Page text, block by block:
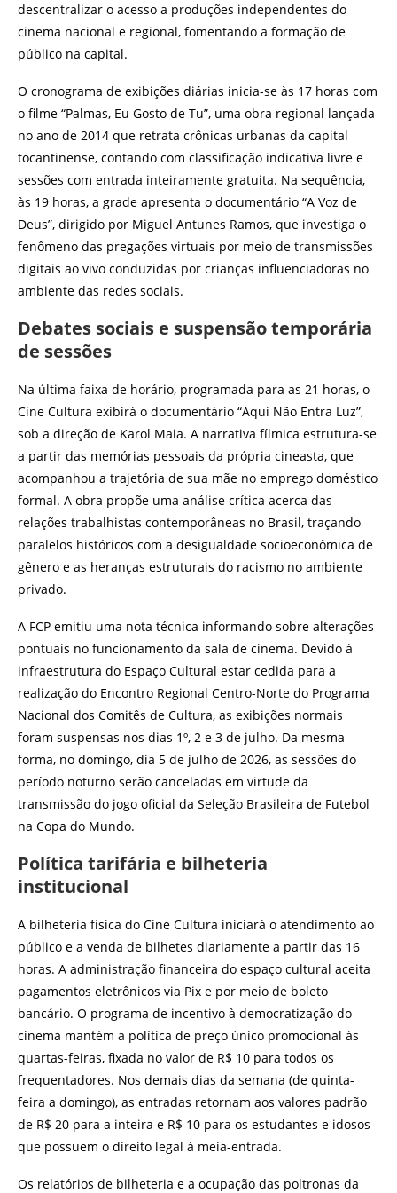
descentralizar o acesso a produções independentes do
cinema nacional e regional, fomentando a formação de
público na capital.
O cronograma de exibições diárias inicia-se às 17 horas com
o filme “Palmas, Eu Gosto de Tu”, uma obra regional lançada
no ano de 2014 que retrata crônicas urbanas da capital
tocantinense, contando com classificação indicativa livre e
sessões com entrada inteiramente gratuita. Na sequência,
às 19 horas, a grade apresenta o documentário “A Voz de
Deus”, dirigido por Miguel Antunes Ramos, que investiga o
fenômeno das pregações virtuais por meio de transmissões
digitais ao vivo conduzidas por crianças influenciadoras no
ambiente das redes sociais.
Debates sociais e suspensão temporária
de sessões
Na última faixa de horário, programada para as 21 horas, o
Cine Cultura exibirá o documentário “Aqui Não Entra Luz”,
sob a direção de Karol Maia. A narrativa fílmica estrutura-se
a partir das memórias pessoais da própria cineasta, que
acompanhou a trajetória de sua mãe no emprego doméstico
formal. A obra propõe uma análise crítica acerca das
relações trabalhistas contemporâneas no Brasil, traçando
paralelos históricos com a desigualdade socioeconômica de
gênero e as heranças estruturais do racismo no ambiente
privado.
A FCP emitiu uma nota técnica informando sobre alterações
pontuais no funcionamento da sala de cinema. Devido à
infraestrutura do Espaço Cultural estar cedida para a
realização do Encontro Regional Centro-Norte do Programa
Nacional dos Comitês de Cultura, as exibições normais
foram suspensas nos dias 1º, 2 e 3 de julho. Da mesma
forma, no domingo, dia 5 de julho de 2026, as sessões do
período noturno serão canceladas em virtude da
transmissão do jogo oficial da Seleção Brasileira de Futebol
na Copa do Mundo.
Política tarifária e bilheteria
institucional
A bilheteria física do Cine Cultura iniciará o atendimento ao
público e a venda de bilhetes diariamente a partir das 16
horas. A administração financeira do espaço cultural aceita
pagamentos eletrônicos via Pix e por meio de boleto
bancário. O programa de incentivo à democratização do
cinema mantém a política de preço único promocional às
quartas-feiras, fixada no valor de R$ 10 para todos os
frequentadores. Nos demais dias da semana (de quinta-
feira a domingo), as entradas retornam aos valores padrão
de R$ 20 para a inteira e R$ 10 para os estudantes e idosos
que possuem o direito legal à meia-entrada.
Os relatórios de bilheteria e a ocupação das poltronas da